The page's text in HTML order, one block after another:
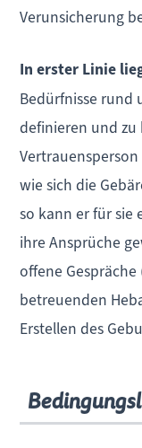
Verunsicherung
In erster Linie
Bedürfnisse rund
definieren und zu
wie sich die
so kann er für sie
ihre Ansprüche
offene
betreuenden
Erstellen des